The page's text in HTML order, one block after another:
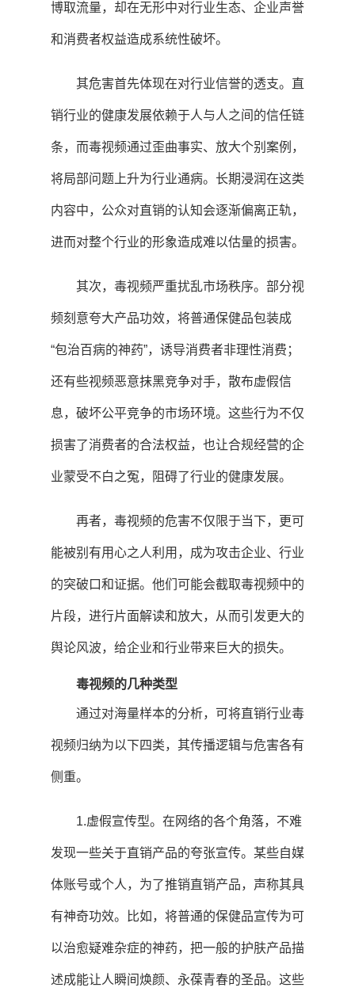
博取流量，却在无形中对行业生态、企业声誉
和消费者权益造成系统性破坏。
其危害首先体现在对行业信誉的透支。直
销行业的健康发展依赖于人与人之间的信任链
条，而毒视频通过歪曲事实、放大个别案例，
将局部问题上升为行业通病。长期浸润在这类
内容中，公众对直销的认知会逐渐偏离正轨，
进而对整个行业的形象造成难以估量的损害。
其次，毒视频严重扰乱市场秩序。部分视
频刻意夸大产品功效，将普通保健品包装成
“包治百病的神药”，诱导消费者非理性消费；
还有些视频恶意抹黑竞争对手，散布虚假信
息，破坏公平竞争的市场环境。这些行为不仅
损害了消费者的合法权益，也让合规经营的企
业蒙受不白之冤，阻碍了行业的健康发展。
再者，毒视频的危害不仅限于当下，更可
能被别有用心之人利用，成为攻击企业、行业
的突破口和证据。他们可能会截取毒视频中的
片段，进行片面解读和放大，从而引发更大的
舆论风波，给企业和行业带来巨大的损失。
毒视频的几种类型
通过对海量样本的分析，可将直销行业毒
视频归纳为以下四类，其传播逻辑与危害各有
侧重。
1.虚假宣传型。在网络的各个角落，不难
发现一些关于直销产品的夸张宣传。某些自媒
体账号或个人，为了推销直销产品，声称其具
有神奇功效。比如，将普通的保健品宣传为可
以治愈疑难杂症的神药，把一般的护肤产品描
述成能让人瞬间焕颜、永葆青春的圣品。这些